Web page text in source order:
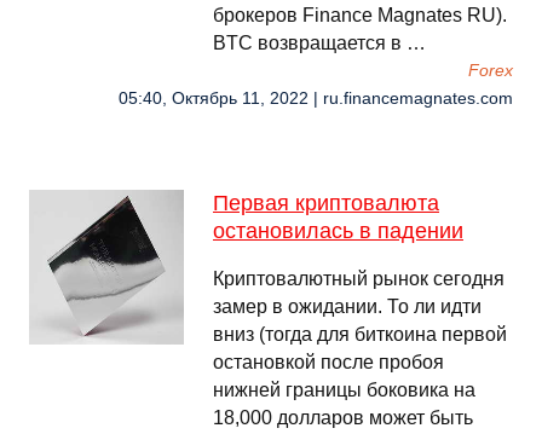
брокеров Finance Magnates RU).
BTC возвращается в …
Forex
05:40, Октябрь 11, 2022 | ru.financemagnates.com
Первая криптовалюта
остановилась в падении
Криптовалютный рынок сегодня
замер в ожидании. То ли идти
вниз (тогда для биткоина первой
остановкой после пробоя
нижней границы боковика на
18,000 долларов может быть